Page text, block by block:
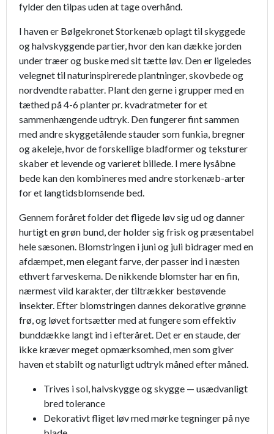
fylder den tilpas uden at tage overhånd.
I haven er Bølgekronet Storkenæb oplagt til skyggede
og halvskyggende partier, hvor den kan dække jorden
under træer og buske med sit tætte løv. Den er ligeledes
velegnet til naturinspirerede plantninger, skovbede og
nordvendte rabatter. Plant den gerne i grupper med en
tæthed på 4-6 planter pr. kvadratmeter for et
sammenhængende udtryk. Den fungerer fint sammen
med andre skyggetålende stauder som funkia, bregner
og akeleje, hvor de forskellige bladformer og teksturer
skaber et levende og varieret billede. I mere lysåbne
bede kan den kombineres med andre storkenæb-arter
for et langtidsblomsende bed.
Gennem foråret folder det fligede løv sig ud og danner
hurtigt en grøn bund, der holder sig frisk og præsentabel
hele sæsonen. Blomstringen i juni og juli bidrager med en
afdæmpet, men elegant farve, der passer ind i næsten
ethvert farveskema. De nikkende blomster har en fin,
nærmest vild karakter, der tiltrækker bestøvende
insekter. Efter blomstringen dannes dekorative grønne
frø, og løvet fortsætter med at fungere som effektiv
bunddække langt ind i efteråret. Det er en staude, der
ikke kræver meget opmærksomhed, men som giver
haven et stabilt og naturligt udtryk måned efter måned.
Trives i sol, halvskygge og skygge — usædvanligt
bred tolerance
Dekorativt fliget løv med mørke tegninger på nye